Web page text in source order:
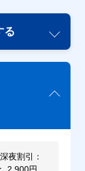
る
夜割引：